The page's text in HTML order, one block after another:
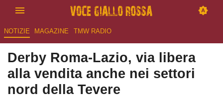
NOTIZIE MAGAZINE TMW RADIO
Derby Roma-Lazio, via libera
alla vendita anche nei settori
nord della Tevere